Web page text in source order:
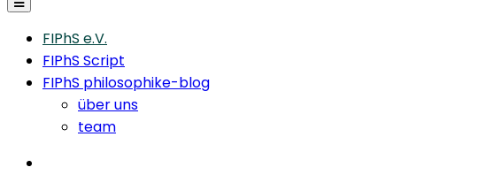
FIPhS e.V.
FIPhS Script
FIPhS philosophike-blog
über uns
team